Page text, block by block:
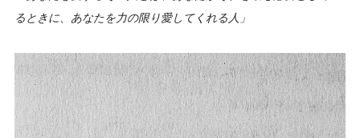
るときに、あなたを力の限り愛してくれる人」